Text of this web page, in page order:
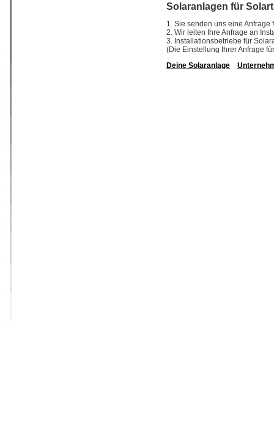
Solaranlagen für
1. Sie senden uns eine
2. Wir leiten Ihre Anfrage an
3. Installationsbetriebe für
(Die Einstellung Ihrer Anfrage
Deine Solaranlage